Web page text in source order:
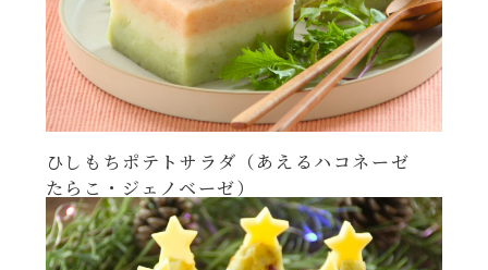
ひしもちポテトサラダ（あえるハコネーゼ
たらこ・ジェノベーゼ）